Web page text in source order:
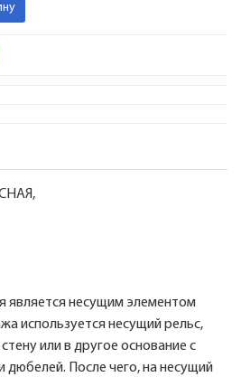
является несущим элементом
используется несущий рельс,
или в другое основание с
После чего, на несущий